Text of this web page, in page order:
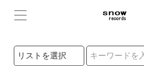
検索リストの選択